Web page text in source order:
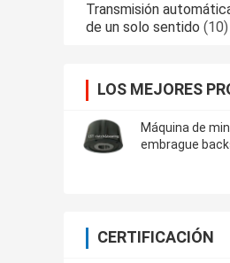
Transmisión
de un solo sentido (10)
LOS MEJORES
Máquina de
embrague
CERTIFICACIÓN